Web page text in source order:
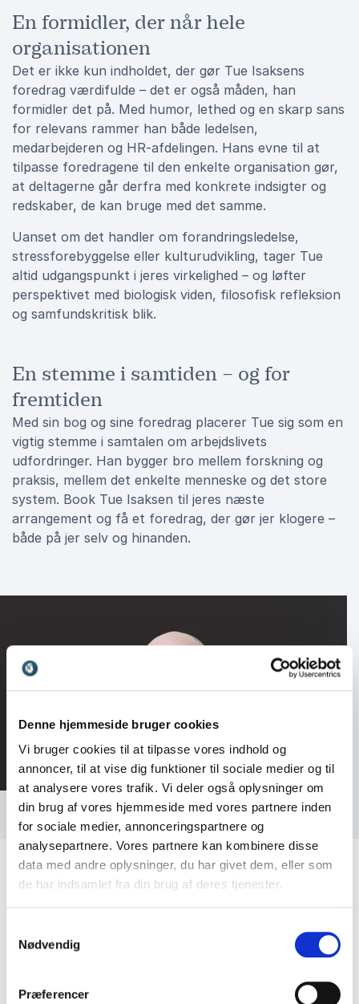
Denne hjemmeside bruger cookies
Vi bruger cookies til at tilpasse vores indhold og
annoncer, til at vise dig funktioner til sociale medier og til
at analysere vores trafik. Vi deler også oplysninger om
din brug af vores hjemmeside med vores partnere inden
for sociale medier, annonceringspartnere og
analysepartnere. Vores partnere kan kombinere disse
data med andre oplysninger, du har givet dem, eller som
de har indsamlet fra din brug af deres tjenester.
Nødvendig
Præferencer
En formidler, der når hele
organisationen
Det er ikke kun indholdet, der gør Tue Isaksens
foredrag værdifulde – det er også måden, han
formidler det på. Med humor, lethed og en skarp sans
for relevans rammer han både ledelsen,
medarbejderen og HR-afdelingen. Hans evne til at
tilpasse foredragene til den enkelte organisation gør,
at deltagerne går derfra med konkrete indsigter og
redskaber, de kan bruge med det samme.
Uanset om det handler om forandringsledelse,
stressforebyggelse eller kulturudvikling, tager Tue
altid udgangspunkt i jeres virkelighed – og løfter
perspektivet med biologisk viden, filosofisk refleksion
og samfundskritisk blik.
En stemme i samtiden – og for
fremtiden
Med sin bog og sine foredrag placerer Tue sig som en
vigtig stemme i samtalen om arbejdslivets
udfordringer. Han bygger bro mellem forskning og
praksis, mellem det enkelte menneske og det store
system. Book Tue Isaksen til jeres næste
arrangement og få et foredrag, der gør jer klogere –
både på jer selv og hinanden.